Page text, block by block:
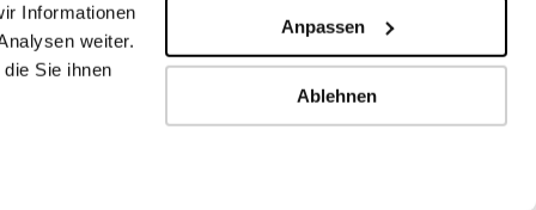
Informationen
weiter.
Sie ihnen
Anpassen
Ablehnen
Zertifikate